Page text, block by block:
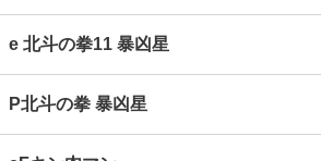
e 北斗の拳11 暴凶星
P北斗の拳 暴凶星